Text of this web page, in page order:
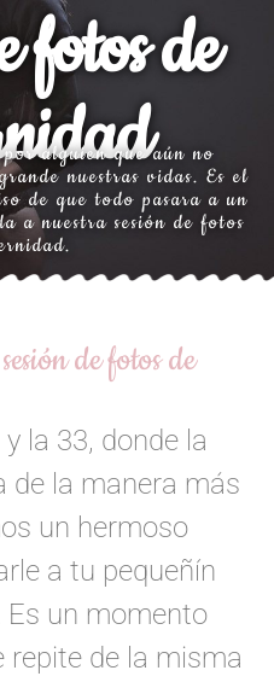
fotos de
alguien que aún no
nuestras vidas. Es el
de que todo pasara a un
a nuestra sesión de fotos
de fotos de
la 33, donde la
de la manera más
un hermoso
a tu pequeñín
Es un momento
repite de la misma